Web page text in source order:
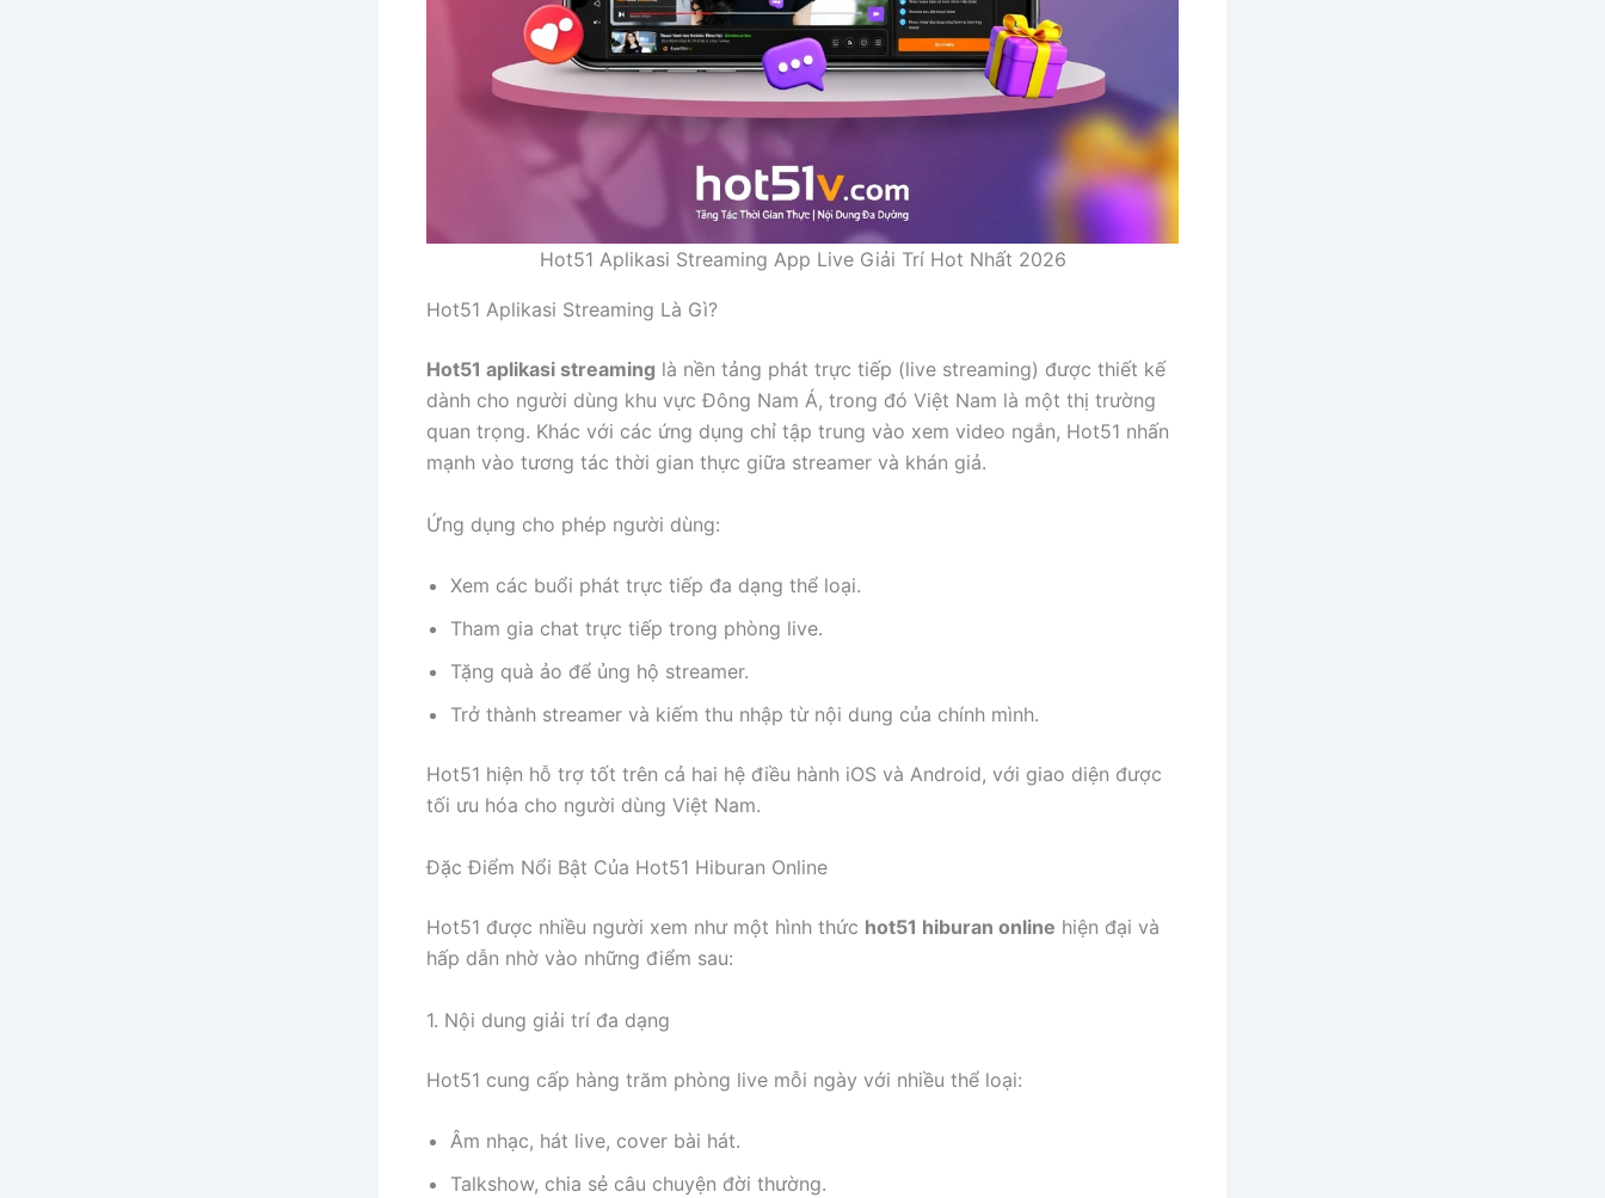
Hot51 Aplikasi Streaming App Live Giải Trí Hot Nhất 2026
Hot51 Aplikasi Streaming Là Gì?
Hot51 aplikasi streaming là nền tảng phát trực tiếp (live streaming) được thiết kế
dành cho người dùng khu vực Đông Nam Á, trong đó Việt Nam là một thị trường
quan trọng. Khác với các ứng dụng chỉ tập trung vào xem video ngắn, Hot51 nhấn
mạnh vào tương tác thời gian thực giữa streamer và khán giả.
Ứng dụng cho phép người dùng:
Xem các buổi phát trực tiếp đa dạng thể loại.
Tham gia chat trực tiếp trong phòng live.
Tặng quà ảo để ủng hộ streamer.
Trở thành streamer và kiếm thu nhập từ nội dung của chính mình.
Hot51 hiện hỗ trợ tốt trên cả hai hệ điều hành iOS và Android, với giao diện được
tối ưu hóa cho người dùng Việt Nam.
Đặc Điểm Nổi Bật Của Hot51 Hiburan Online
Hot51 được nhiều người xem như một hình thức hot51 hiburan online hiện đại và
hấp dẫn nhờ vào những điểm sau:
1. Nội dung giải trí đa dạng
Hot51 cung cấp hàng trăm phòng live mỗi ngày với nhiều thể loại:
Âm nhạc, hát live, cover bài hát.
Talkshow, chia sẻ câu chuyện đời thường.